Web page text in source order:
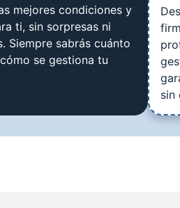
mejores condiciones y
ti, sin sorpresas ni
Siempre sabrás cuánto
se gestiona tu
sin